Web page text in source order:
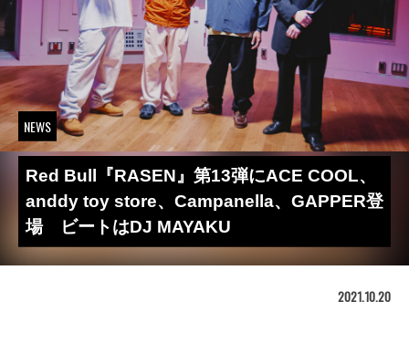
NEWS
Red Bull『RASEN』第13弾にACE COOL、
anddy toy store、Campanella、GAPPER登
場 ビートはDJ MAYAKU
2021.10.20